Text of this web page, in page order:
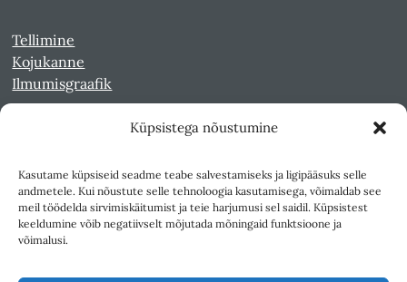
Küpsistega nõustumine
Kasutame küpsiseid seadme teabe salvestamiseks ja ligipääsuks selle
andmetele. Kui nõustute selle tehnoloogia kasutamisega, võimaldab see
meil töödelda sirvimiskäitumist ja teie harjumusi sel saidil. Küpsistest
keeldumine võib negatiivselt mõjutada mõningaid funktsioone ja
võimalusi.
Tellimine
Kojukanne
Ilmumisgraafik
Kultuurileht 1994-1997
Reede 1989-1990
Sirp ja Vasar 1940-1989